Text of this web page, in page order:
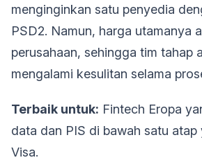
menginginkan satu penyedia
PSD2. Namun, harga utamanya
perusahaan, sehingga tim tahap
mengalami kesulitan selama
Terbaik untuk: Fintech Eropa
data dan PIS di bawah satu
Visa.